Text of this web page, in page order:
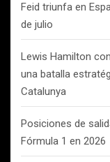
Feid triunfa en
de julio
Lewis Hamilton
una batalla
Catalunya
Posiciones de
Fórmula 1 en 2026